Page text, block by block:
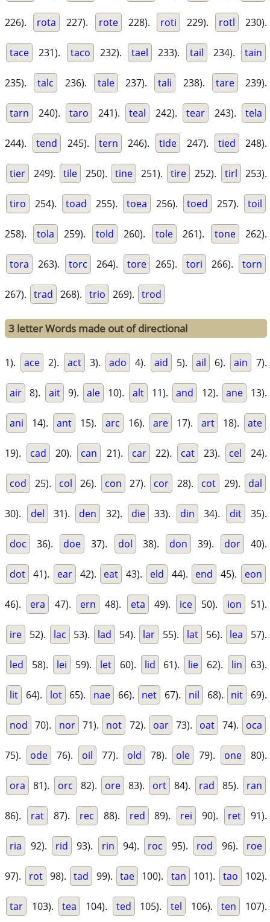
226). rota 227). rote 228). roti 229). rotl 230).
tace 231). taco 232). tael 233). tail 234). tain
235). talc 236). tale 237). tali 238). tare 239).
tarn 240). taro 241). teal 242). tear 243). tela
244). tend 245). tern 246). tide 247). tied 248).
tier 249). tile 250). tine 251). tire 252). tirl 253).
tiro 254). toad 255). toea 256). toed 257). toil
258). tola 259). told 260). tole 261). tone 262).
tora 263). torc 264). tore 265). tori 266). torn
267). trad 268). trio 269). trod
3 letter Words made out of directional
1). ace 2). act 3). ado 4). aid 5). ail 6). ain 7).
air 8). ait 9). ale 10). alt 11). and 12). ane 13).
ani 14). ant 15). arc 16). are 17). art 18). ate
19). cad 20). can 21). car 22). cat 23). cel 24).
cod 25). col 26). con 27). cor 28). cot 29). dal
30). del 31). den 32). die 33). din 34). dit 35).
doc 36). doe 37). dol 38). don 39). dor 40).
dot 41). ear 42). eat 43). eld 44). end 45). eon
46). era 47). ern 48). eta 49). ice 50). ion 51).
ire 52). lac 53). lad 54). lar 55). lat 56). lea 57).
led 58). lei 59). let 60). lid 61). lie 62). lin 63).
lit 64). lot 65). nae 66). net 67). nil 68). nit 69).
nod 70). nor 71). not 72). oar 73). oat 74). oca
75). ode 76). oil 77). old 78). ole 79). one 80).
ora 81). orc 82). ore 83). ort 84). rad 85). ran
86). rat 87). rec 88). red 89). rei 90). ret 91).
ria 92). rid 93). rin 94). roc 95). rod 96). roe
97). rot 98). tad 99). tae 100). tan 101). tao 102).
tar 103). tea 104). ted 105). tel 106). ten 107).